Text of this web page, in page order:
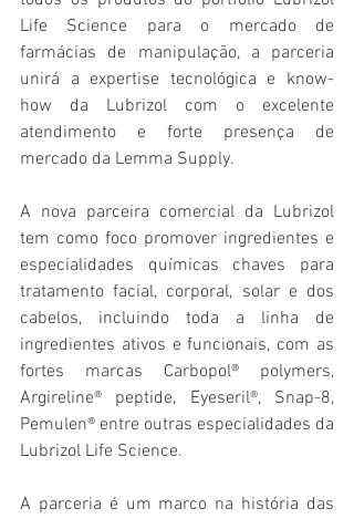
Life Science para o mercado de
farmácias de manipulação, a parceria
unirá a expertise tecnológica e know-
how da Lubrizol com o excelente
atendimento e forte presença de
mercado da Lemma Supply.
A nova parceira comercial da Lubrizol
tem como foco promover ingredientes e
especialidades químicas chaves para
tratamento facial, corporal, solar e dos
cabelos, incluindo toda a linha de
ingredientes ativos e funcionais, com as
fortes marcas Carbopol® polymers,
Argireline® peptide, Eyeseril®, Snap-8,
Pemulen® entre outras especialidades da
Lubrizol Life Science.
A parceria é um marco na história das